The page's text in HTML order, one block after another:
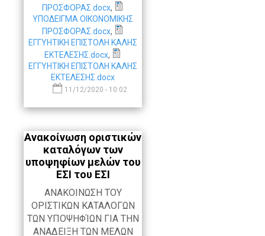
ΠΡΟΣΦΟΡΑΣ.docx,
ΥΠΟΔΕΙΓΜΑ ΟΙΚΟΝΟΜΙΚΗΣ
ΠΡΟΣΦΟΡΑΣ.docx,
ΕΓΓΥΗΤΙΚΗ ΕΠΙΣΤΟΛΗ ΚΑΛΗΣ
ΕΚΤΕΛΕΣΗΣ.docx,
ΕΓΓΥΗΤΙΚΗ ΕΠΙΣΤΟΛΗ ΚΑΛΗΣ
ΕΚΤΕΛΕΣΗΣ.docx
11/12/2020 - 10:02
Ανακοίνωση οριστικών
καταλόγων των
υποψηφίων μελών του
ΕΣΙ του ΕΣΙ
ΑΝΑΚΟΙΝΩΣΗ ΤΟΥ
ΟΡΙΣΤΙΚΩΝ ΚΑΤΑΛΟΓΩΝ
ΤΩΝ ΥΠΟΨΗΦΊΩΝ ΓΙΑ ΤΗΝ
ΑΝΑΔΕΙΞΗ ΤΩΝ ΜΕΛΩΝ